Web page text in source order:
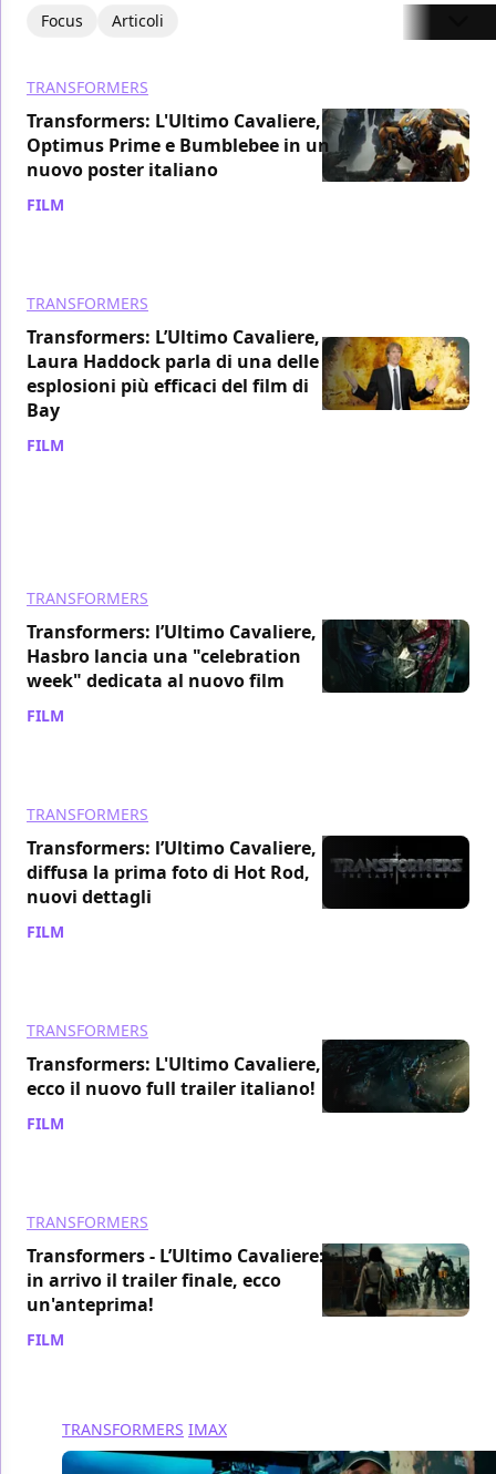
Focus Articoli
TRANSFORMERS
Transformers: L'Ultimo Cavaliere,
Optimus Prime e Bumblebee in un
nuovo poster italiano
FILM
TRANSFORMERS
Transformers: L’Ultimo Cavaliere,
Laura Haddock parla di una delle
esplosioni più efficaci del film di
Bay
FILM
TRANSFORMERS
Transformers: l’Ultimo Cavaliere, la
Hasbro lancia una "celebration
week" dedicata al nuovo film
FILM
TRANSFORMERS
Transformers: l’Ultimo Cavaliere,
diffusa la prima foto di Hot Rod,
nuovi dettagli
FILM
TRANSFORMERS
Transformers: L'Ultimo Cavaliere,
ecco il nuovo full trailer italiano!
FILM
TRANSFORMERS
Transformers - L’Ultimo Cavaliere:
in arrivo il trailer finale, ecco
un'anteprima!
FILM
TRANSFORMERS IMAX